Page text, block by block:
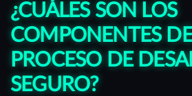
¿CUÁLES SON LOS
COMPONENTES
PROCESO DE
SEGURO?